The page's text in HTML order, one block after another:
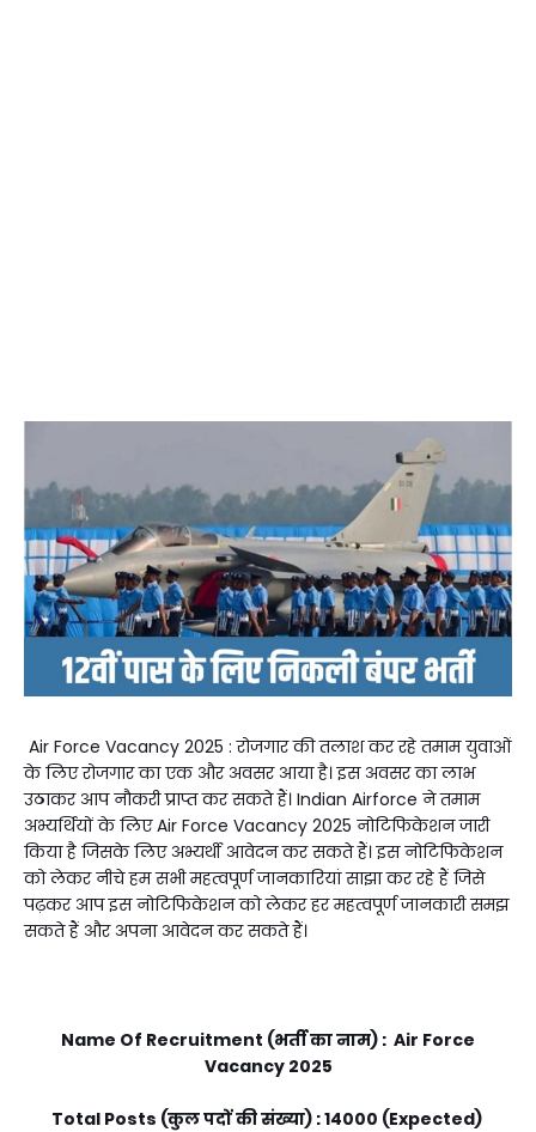
Air Force Vacancy 2025 : रोजगार की तलाश कर रहे तमाम युवाओं
के लिए रोजगार का एक और अवसर आया है। इस अवसर का लाभ
उठाकर आप नौकरी प्राप्त कर सकते हैं। Indian Airforce ने तमाम
अभ्यर्थियों के लिए Air Force Vacancy 2025 नोटिफिकेशन जारी
किया है जिसके लिए अभ्यर्थी आवेदन कर सकते हैं। इस नोटिफिकेशन
को लेकर नीचे हम सभी महत्वपूर्ण जानकारियां साझा कर रहे हैं जिसे
पढ़कर आप इस नोटिफिकेशन को लेकर हर महत्वपूर्ण जानकारी समझ
सकते हैं और अपना आवेदन कर सकते हैं।
Name Of Recruitment (भर्ती का नाम) : Air Force
Vacancy 2025
Total Posts (कुल पदों की संख्या) : 14000 (Expected)